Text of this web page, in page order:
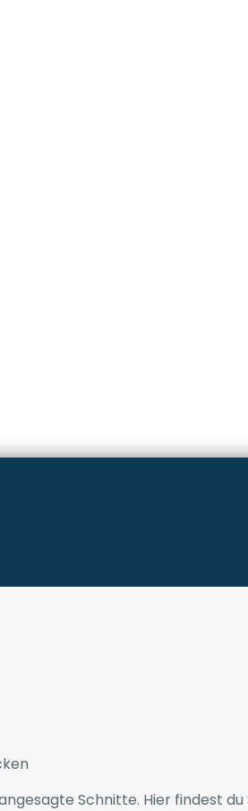
Schnitte. Hier findest